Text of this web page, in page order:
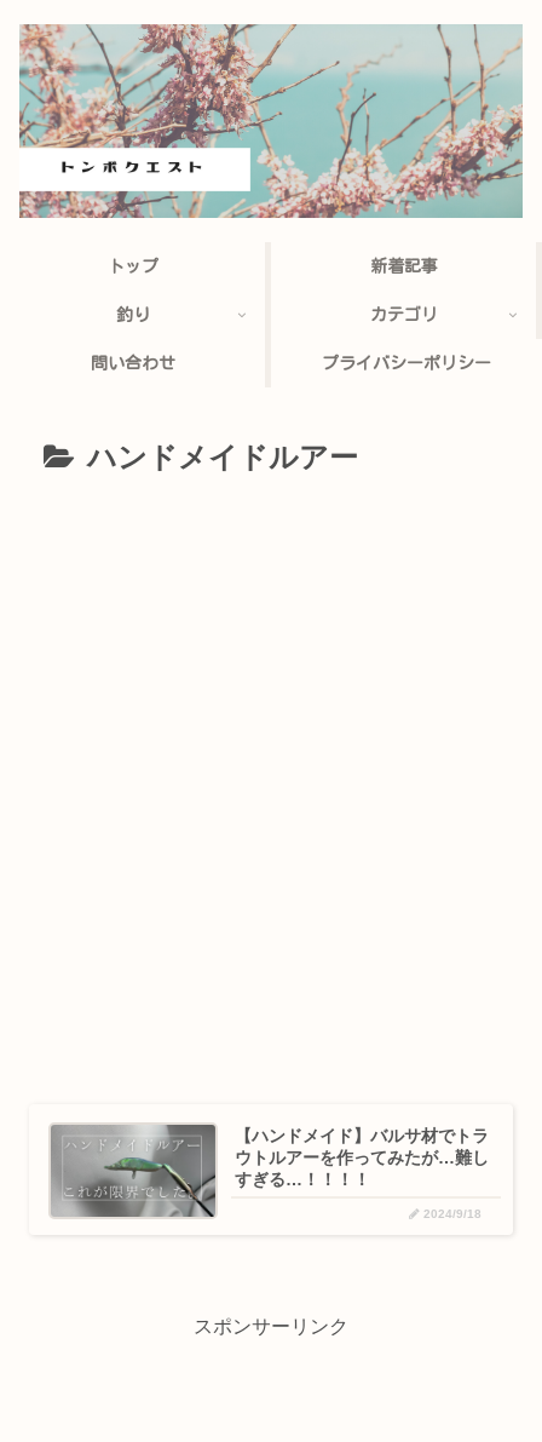
トップ 新着記事
釣り カテゴリ
問い合わせ プライバシーポリシー
ハンドメイドルアー
【ハンドメイド】バルサ材でトラ
ウトルアーを作ってみたが…難し
すぎる…！！！！
2024/9/18
スポンサーリンク